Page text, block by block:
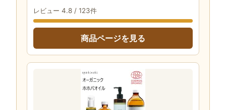
レビュー 4.8 / 123件
商品ページを見る